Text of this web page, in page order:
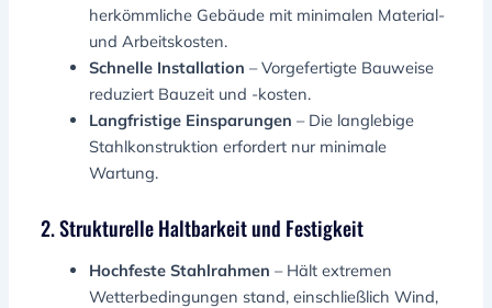
herkömmliche Gebäude mit minimalen Material-
und Arbeitskosten.
Schnelle Installation – Vorgefertigte Bauweise
reduziert Bauzeit und -kosten.
Langfristige Einsparungen – Die langlebige
Stahlkonstruktion erfordert nur minimale
Wartung.
2. Strukturelle Haltbarkeit und Festigkeit
Hochfeste Stahlrahmen – Hält extremen
Wetterbedingungen stand, einschließlich Wind,